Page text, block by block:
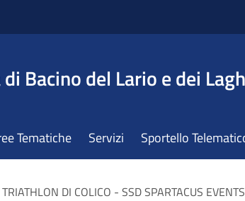
Bacino del Lario e dei
Tematiche Servizi Sportello
DI COLICO - SSD SPARTACUS EVENTS